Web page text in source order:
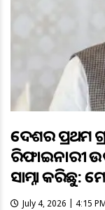
ଦେଶର ପ୍ରଥମ
ରିଫାଇନାରୀ
ସାମ୍ନା କରିଛୁ:
July 4, 2026 | 4:15